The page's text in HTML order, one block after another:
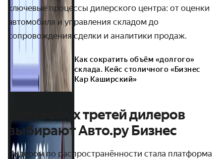
ключевые процессы дилерского центра: от оценки
автомобиля и управления складом до
сопровождения сделки и аналитики продаж.
Как сократить объём «долгого»
склада. Кейс столичного «Бизнес
Кар Каширский»
Более двух третей дилеров
выбирают Авто.ру Бизнес
Лидером по распространённости стала платформа